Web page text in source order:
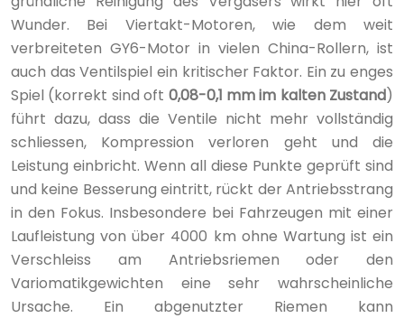
Wunder. Bei Viertakt-Motoren, wie dem weit
verbreiteten GY6-Motor in vielen China-Rollern, ist
auch das Ventilspiel ein kritischer Faktor. Ein zu enges
Spiel (korrekt sind oft 0,08-0,1 mm im kalten Zustand)
führt dazu, dass die Ventile nicht mehr vollständig
schliessen, Kompression verloren geht und die
Leistung einbricht. Wenn all diese Punkte geprüft sind
und keine Besserung eintritt, rückt der Antriebsstrang
in den Fokus. Insbesondere bei Fahrzeugen mit einer
Laufleistung von über 4000 km ohne Wartung ist ein
Verschleiss am Antriebsriemen oder den
Variomatikgewichten eine sehr wahrscheinliche
Ursache. Ein abgenutzter Riemen kann